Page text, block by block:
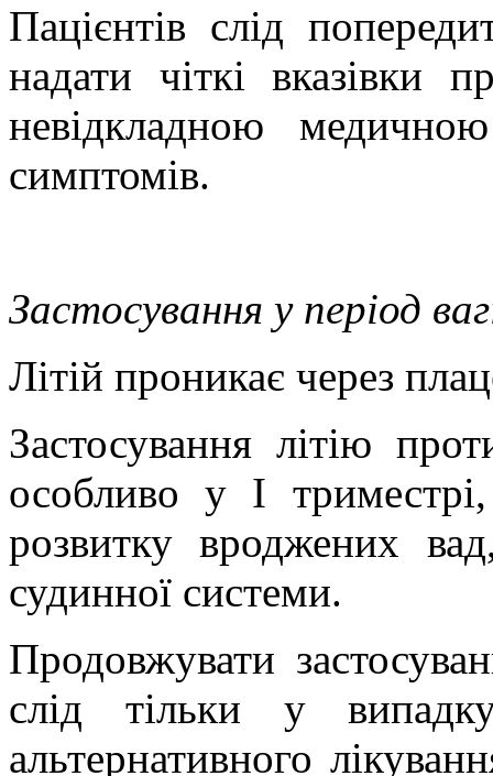
Пацієнтів слід
надати чіткі вказівки
невідкладною
симптомів.
Застосування у період
Літій проникає через
Застосування літію
особливо у І
розвитку вроджених
судинної системи.
Продовжувати
слід тільки у
альтернативного